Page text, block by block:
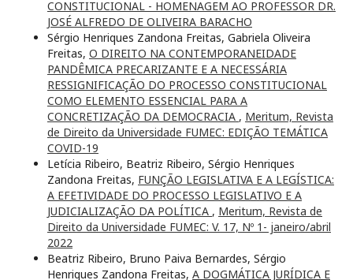
CONSTITUCIONAL - HOMENAGEM AO PROFESSOR DR.
JOSÉ ALFREDO DE OLIVEIRA BARACHO
Sérgio Henriques Zandona Freitas, Gabriela Oliveira
Freitas, O DIREITO NA CONTEMPORANEIDADE
PANDÊMICA PRECARIZANTE E A NECESSÁRIA
RESSIGNIFICAÇÃO DO PROCESSO CONSTITUCIONAL
COMO ELEMENTO ESSENCIAL PARA A
CONCRETIZAÇÃO DA DEMOCRACIA , Meritum, Revista
de Direito da Universidade FUMEC: EDIÇÃO TEMÁTICA
COVID-19
Letícia Ribeiro, Beatriz Ribeiro, Sérgio Henriques
Zandona Freitas, FUNÇÃO LEGISLATIVA E A LEGÍSTICA:
A EFETIVIDADE DO PROCESSO LEGISLATIVO E A
JUDICIALIZAÇÃO DA POLÍTICA , Meritum, Revista de
Direito da Universidade FUMEC: V. 17, Nº 1- janeiro/abril
2022
Beatriz Ribeiro, Bruno Paiva Bernardes, Sérgio
Henriques Zandona Freitas, A DOGMÁTICA JURÍDICA E